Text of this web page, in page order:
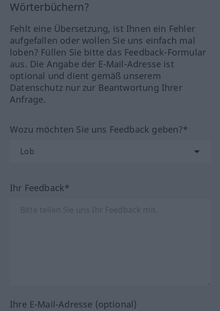
Wörterbüchern?
Fehlt eine Übersetzung, ist Ihnen ein Fehler
aufgefallen oder wollen Sie uns einfach mal
loben? Füllen Sie bitte das Feedback-Formular
aus. Die Angabe der E-Mail-Adresse ist
optional und dient gemäß unserem
Datenschutz nur zur Beantwortung Ihrer
Anfrage.
Wozu möchten Sie uns Feedback geben?*
Ihr Feedback*
Ihre E-Mail-Adresse (optional)